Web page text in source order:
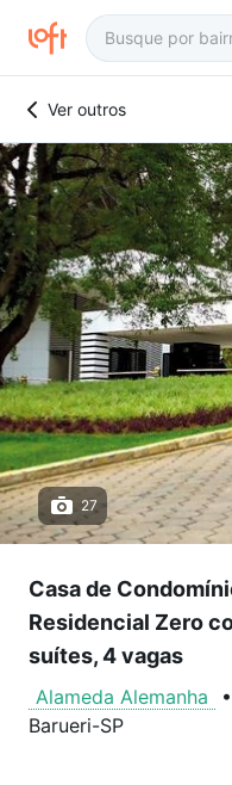
Ver outros
27
Casa de
Residencial Zero
suítes, 4 vagas
Alameda Alemanha •
Barueri-SP